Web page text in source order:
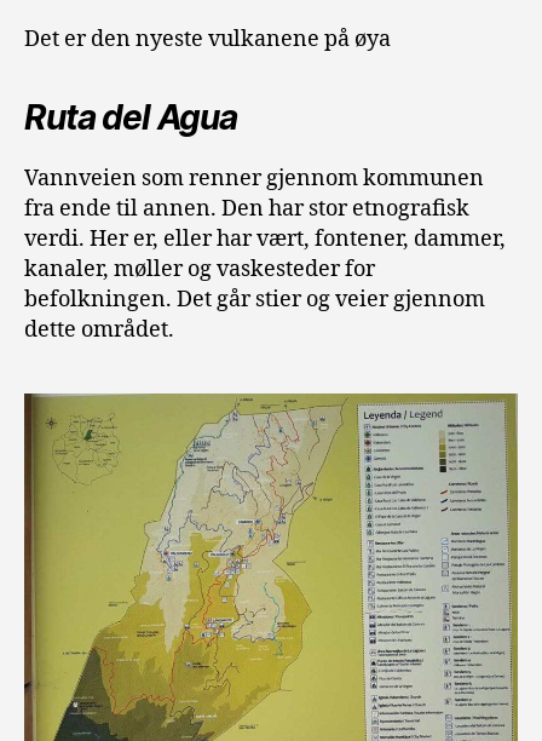
Det er den nyeste vulkanene på øya
Ruta del Agua
Vannveien som renner gjennom kommunen
fra ende til annen. Den har stor etnografisk
verdi. Her er, eller har vært, fontener, dammer,
kanaler, møller og vaskesteder for
befolkningen. Det går stier og veier gjennom
dette området.